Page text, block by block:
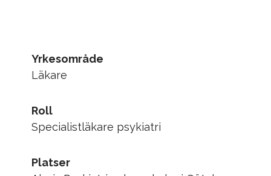
Yrkesområde
Läkare
Roll
Specialistläkare psykiatri
Platser